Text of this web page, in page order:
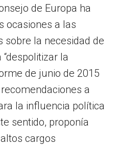
de Europa ha
ocasiones a las
sobre la necesidad de
la
de junio de 2015
a
la influencia política
sentido, proponía
cargos